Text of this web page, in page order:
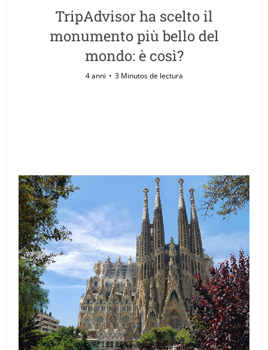
TripAdvisor ha scelto il
monumento più bello del
mondo: è così?
4 anni 3 Minutos de lectura